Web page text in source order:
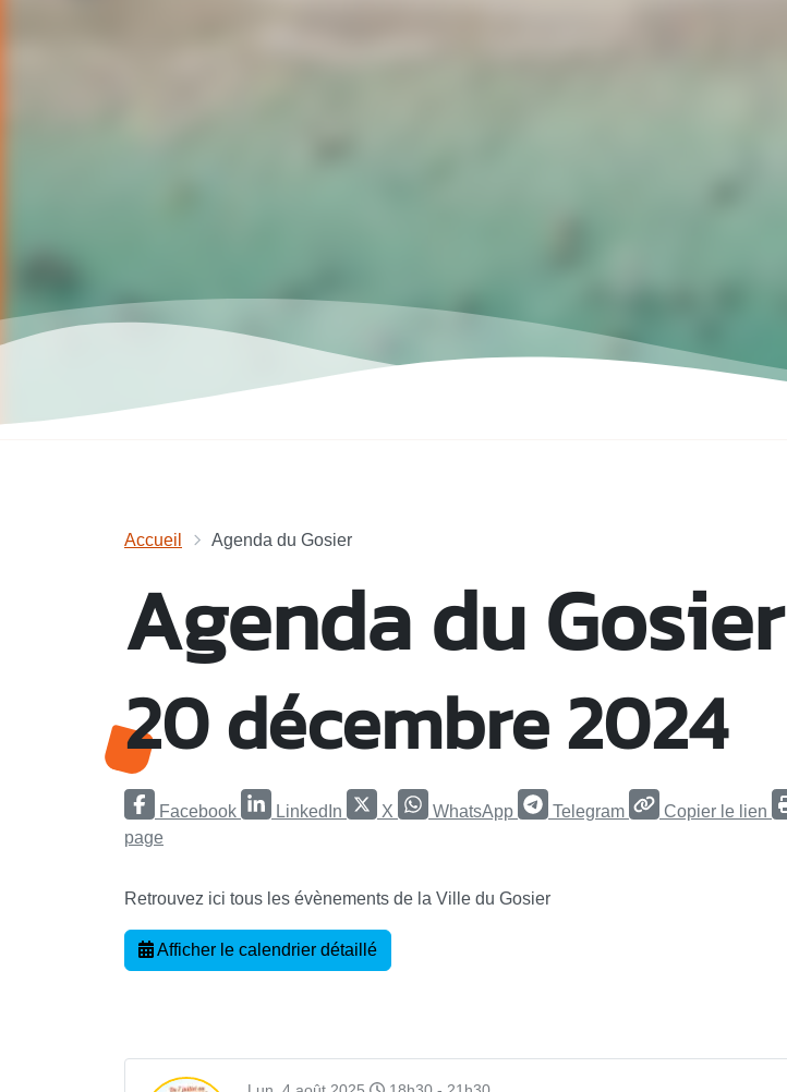
Accueil Agenda du Gosier
Agenda du Gosier
20 décembre 2024
Facebook LinkedIn X WhatsApp Telegram Copier le lien
page
Retrouvez ici tous les évènements de la Ville du Gosier
Afficher le calendrier détaillé